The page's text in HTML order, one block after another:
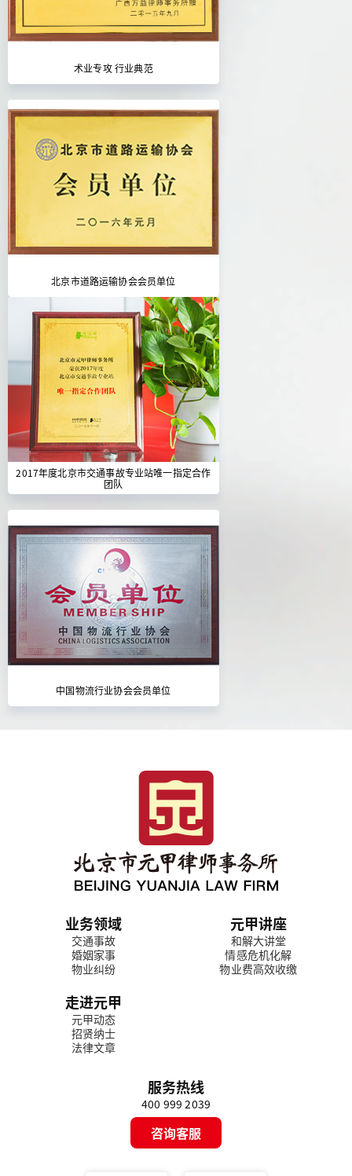
术业专攻 行业典范
北京市道路运输协会会员单位
2017年度北京市交通事故专业站唯一指定合作
团队
中国物流行业协会会员单位
业务领域
交通事故
婚姻家事
物业纠纷
元甲讲座
和解大讲堂
情感危机化解
物业费高效收缴
走进元甲
元甲动态
招贤纳士
法律文章
服务热线
400 999 2039
咨询客服